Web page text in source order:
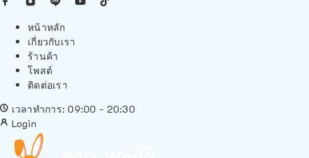
หน้าหลัก
เกี่ยวกับเรา
ร้านค้า
โพสต์
ติดต่อเรา
เวลาทำการ: 09:00 - 20:30
Login